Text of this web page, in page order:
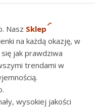
Nasz Sklep
na każdą okazję, w
jak prawdziwa
trendami w
wysokiej jakości